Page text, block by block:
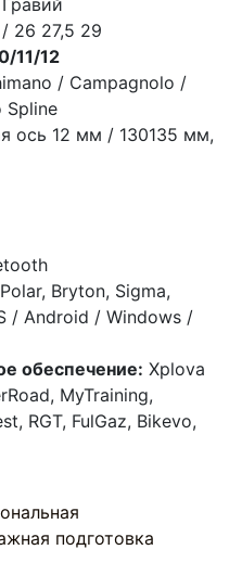
26 27,5 29
11/12
/ Campagnolo /
Spline
ось 12 мм / 130135 мм,
Bryton, Sigma,
/ Android / Windows /
обеспечение: Xplova
MyTraining,
RGT, FulGaz, Bikevo,
подготовка